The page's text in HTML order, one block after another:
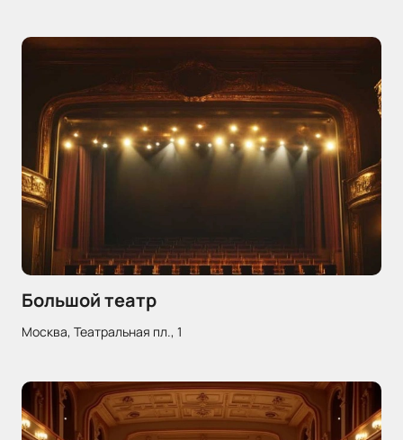
Большой театр
Москва, Театральная пл., 1